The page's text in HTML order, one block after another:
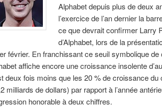
Alphabet depuis plus de deux
l’exercice de l’an dernier la
ce que devrait confirmer Larry
d’Alphabet, lors de la
février. En franchissant ce seuil symbolique de
affiche encore une croissance insolente
deux fois moins que les 20 % de croissance du
milliards de dollars) par rapport à l’année
honorable à deux chiffres.